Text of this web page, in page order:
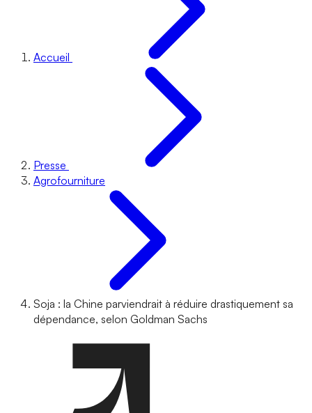
Accueil
Presse
Agrofourniture
Soja : la Chine parviendrait à réduire drastiquement sa
dépendance, selon Goldman Sachs